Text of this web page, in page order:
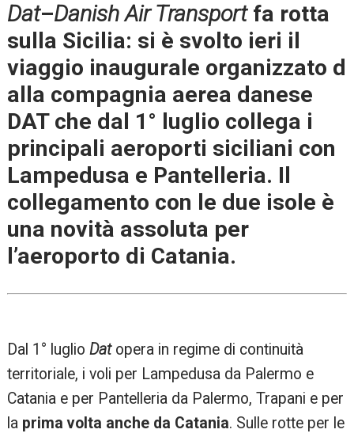
Dat–Danish Air Transportfa rotta
sulla Sicilia: si è svolto ieri il
viaggio inaugurale organizzato d
alla compagnia aerea danese
DAT che dal 1° luglio collega i
principali aeroporti siciliani con
Lampedusa e Pantelleria. Il
collegamento con le due isole è
una novità assoluta per
l’aeroporto di Catania.
Dal 1° luglio Datopera in regime di continuità
territoriale, i voli per Lampedusa da Palermo e
Catania e per Pantelleria da Palermo, Trapani e per
la prima volta anche da Catania. Sulle rotte per le